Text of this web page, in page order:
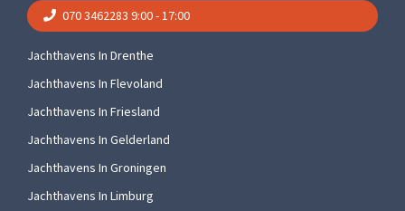
070 3462283 9:00 - 17:00
Jachthavens In Drenthe
Jachthavens In Flevoland
Jachthavens In Friesland
Jachthavens In Gelderland
Jachthavens In Groningen
Jachthavens In Limburg